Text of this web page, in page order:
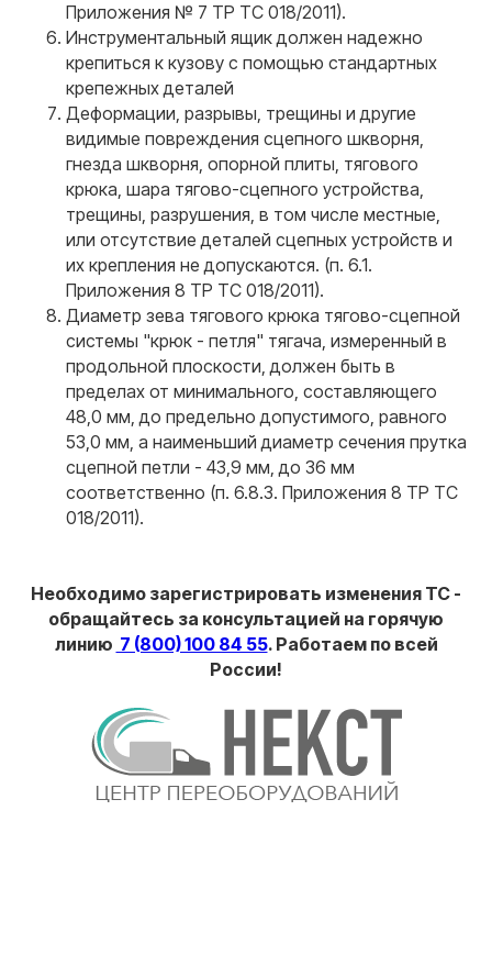
Приложения № 7 ТР ТС 018/2011).
Инструментальный ящик должен надежно
крепиться к кузову с помощью стандартных
крепежных деталей
Деформации, разрывы, трещины и другие
видимые повреждения сцепного шкворня,
гнезда шкворня, опорной плиты, тягового
крюка, шара тягово-сцепного устройства,
трещины, разрушения, в том числе местные,
или отсутствие деталей сцепных устройств и
их крепления не допускаются. (п. 6.1.
Приложения 8 ТР ТС 018/2011).
Диаметр зева тягового крюка тягово-сцепной
системы "крюк - петля" тягача, измеренный в
продольной плоскости, должен быть в
пределах от минимального, составляющего
48,0 мм, до предельно допустимого, равного
53,0 мм, а наименьший диаметр сечения прутка
сцепной петли - 43,9 мм, до 36 мм
соответственно (п. 6.8.3. Приложения 8 ТР ТС
018/2011).
Необходимо зарегистрировать изменения ТС -
обращайтесь за консультацией на горячую
линию 7 (800) 100 84 55. Работаем по всей
России!